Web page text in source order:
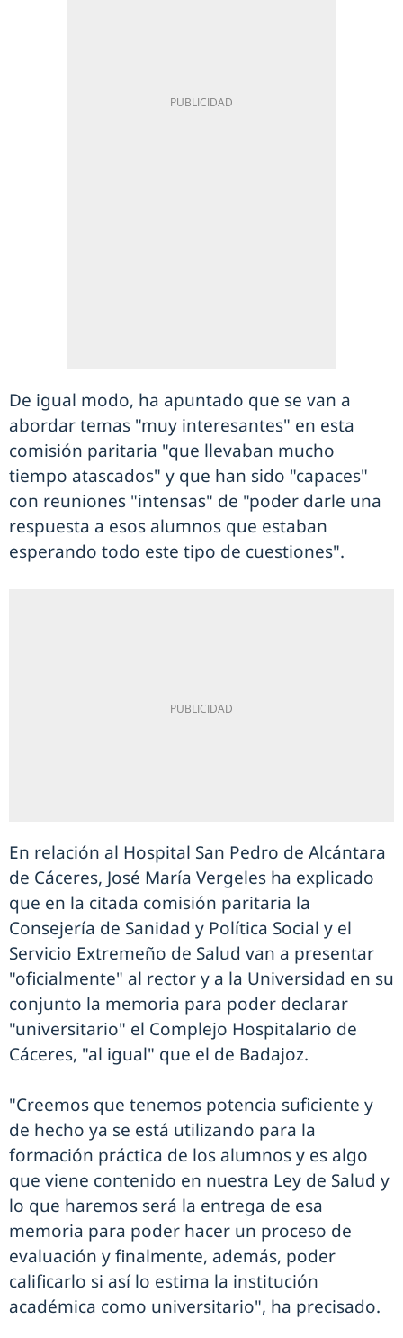
De igual modo, ha apuntado que se van a
abordar temas "muy interesantes" en esta
comisión paritaria "que llevaban mucho
tiempo atascados" y que han sido "capaces"
con reuniones "intensas" de "poder darle una
respuesta a esos alumnos que estaban
esperando todo este tipo de cuestiones".
En relación al Hospital San Pedro de Alcántara
de Cáceres, José María Vergeles ha explicado
que en la citada comisión paritaria la
Consejería de Sanidad y Política Social y el
Servicio Extremeño de Salud van a presentar
"oficialmente" al rector y a la Universidad en su
conjunto la memoria para poder declarar
"universitario" el Complejo Hospitalario de
Cáceres, "al igual" que el de Badajoz.
"Creemos que tenemos potencia suficiente y
de hecho ya se está utilizando para la
formación práctica de los alumnos y es algo
que viene contenido en nuestra Ley de Salud y
lo que haremos será la entrega de esa
memoria para poder hacer un proceso de
evaluación y finalmente, además, poder
calificarlo si así lo estima la institución
académica como universitario", ha precisado.